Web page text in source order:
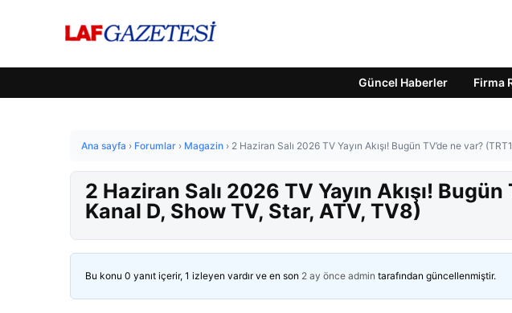
Güncel Haberler Firma
Ana sayfa › Forumlar › Magazin › 2 Haziran Salı 2026 TV Yayın Akışı! Bugün TV’de ne var?
2 Haziran Salı 2026 TV Yayın Akışı! Bugün
Kanal D, Show TV, Star, ATV, TV8)
Bu konu 0 yanıt içerir, 1 izleyen vardır ve en son 2 ay önce admin tarafından güncellenmiştir.